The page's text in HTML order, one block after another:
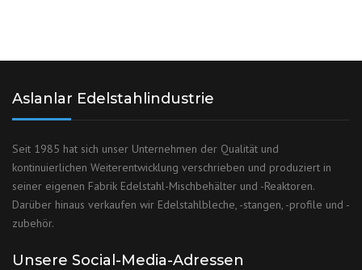
Aslanlar Edelstahlindustrie
Seit 1985 hat sich unser Unternehmen der Qualität und
kontinuierlichen Weiterentwicklung verschrieben und produziert in
seiner eigenen Fabrik Edelstahl-Mischbehälter und -Reaktoren.
Darüber hinaus verkaufen wir Edelstahlbleche, -stangen, -profile und -
zubehör.
Unsere Social-Media-Adressen